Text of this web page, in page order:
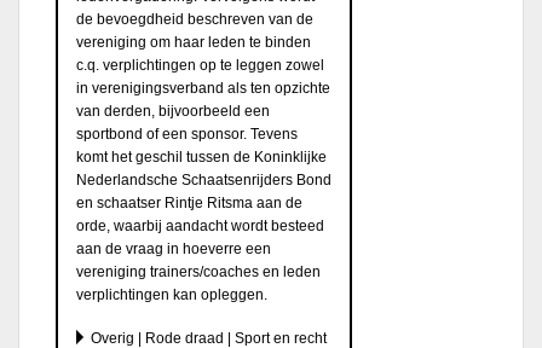
de bevoegdheid beschreven van de
vereniging om haar leden te binden
c.q. verplichtingen op te leggen zowel
in verenigingsverband als ten opzichte
van derden, bijvoorbeeld een
sportbond of een sponsor. Tevens
komt het geschil tussen de Koninklijke
Nederlandsche Schaatsenrijders Bond
en schaatser Rintje Ritsma aan de
orde, waarbij aandacht wordt besteed
aan de vraag in hoeverre een
vereniging trainers/coaches en leden
verplichtingen kan opleggen.
Overig | Rode draad | Sport en recht